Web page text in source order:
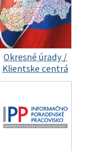
Okresné úrady /
Klientske centrá